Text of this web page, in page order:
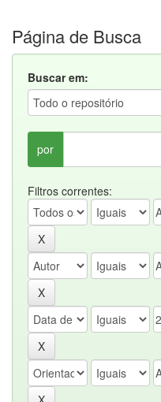
Página de Busca
Buscar em:
por
Filtros correntes: